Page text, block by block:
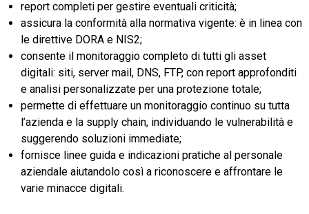
report completi per gestire eventuali criticità;
assicura la conformità alla normativa vigente: è in linea con
le direttive DORA e NIS2;
consente il monitoraggio completo di tutti gli asset
digitali: siti, server mail, DNS, FTP, con report approfonditi
e analisi personalizzate per una protezione totale;
permette di effettuare un monitoraggio continuo su tutta
l’azienda e la supply chain, individuando le vulnerabilità e
suggerendo soluzioni immediate;
fornisce linee guida e indicazioni pratiche al personale
aziendale aiutandolo così a riconoscere e affrontare le
varie minacce digitali.